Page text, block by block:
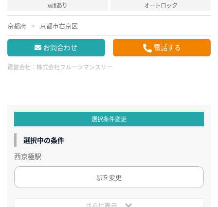
wifiあり
オートロック
京都府 京都市右京区
お問合わせ 電話する
運営会社： 株式会社フルーツマンスリー
選択条件変更
選択中の条件
西京極駅
駅を変更